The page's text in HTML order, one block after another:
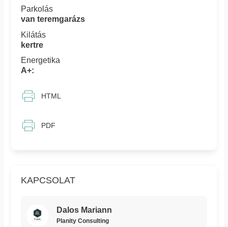
KAPCSOLAT
Dalos Mariann
Planity Consulting
Parkolás
van teremgarázs
Kilátás
kertre
Energetika
A+:
HTML
PDF